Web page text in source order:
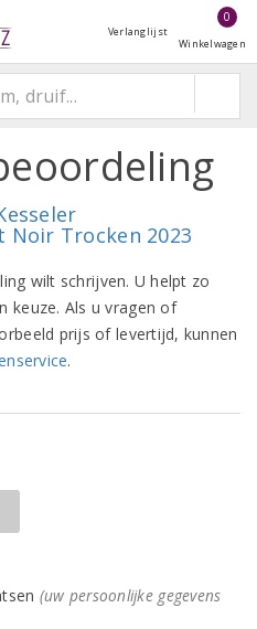
Verlanglijst
0
Winkelwagen
Noir Trocken 2023
wilt schrijven. U helpt zo
keuze. Als u vragen of
prijs of levertijd, kunnen
.
(uw persoonlijke gegevens